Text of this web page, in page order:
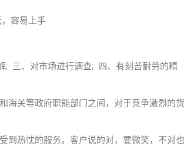
容易上手
; 三、对市场进行调查; 四、有刻苦耐劳的精
海关等政府职能部门之间，对于竞争激烈的货
到热忱的服务。客户说的对，要微笑，不对也